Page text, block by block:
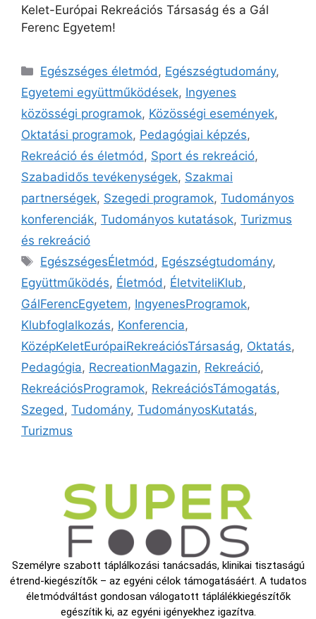
Kelet-Európai Rekreációs Társaság és a Gál
Ferenc Egyetem!
Egészséges életmód , Egészségtudomány,
Egyetemi együttműködések, Ingyenes
közösségi programok, Közösségi események,
Oktatási programok, Pedagógiai képzés,
Rekreáció és életmód , Sport és rekreáció,
Szabadidős tevékenységek, Szakmai
partnerségek, Szegedi programok, Tudományos
konferenciák, Tudományos kutatások, Turizmus
és rekreáció
EgészségesÉletmód , Egészségtudomány,
Együttműködés, Életmód , ÉletviteliKlub,
GálFerencEgyetem, IngyenesProgramok,
Klubfoglalkozás, Konferencia,
KözépKeletEurópaiRekreációsTársaság, Oktatás,
Pedagógia, RecreationMagazin, Rekreáció,
RekreációsProgramok, RekreációsTámogatás,
Szeged , Tudomány, TudományosKutatás,
Turizmus
Személyre szabott táplálkozási tanácsadás, klinikai tisztaságú
étrend-kiegészítők – az egyéni célok támogatásáért. A tudatos
életmódváltást gondosan válogatott táplálékkiegészítők
egészítik ki, az egyéni igényekhez igazítva.